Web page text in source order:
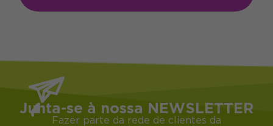
Junta-se à nossa NEWSLETTER
Fazer parte da rede de clientes da